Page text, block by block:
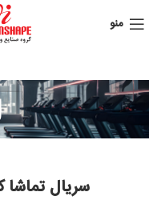
منو
سریال تماشا